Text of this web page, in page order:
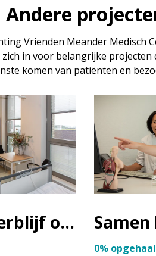
Andere
Vrienden Meander Medisch
zich in voor belangrijke projecten
komen van patiënten en
Prettig verblijf op Dagbehandeling
0%